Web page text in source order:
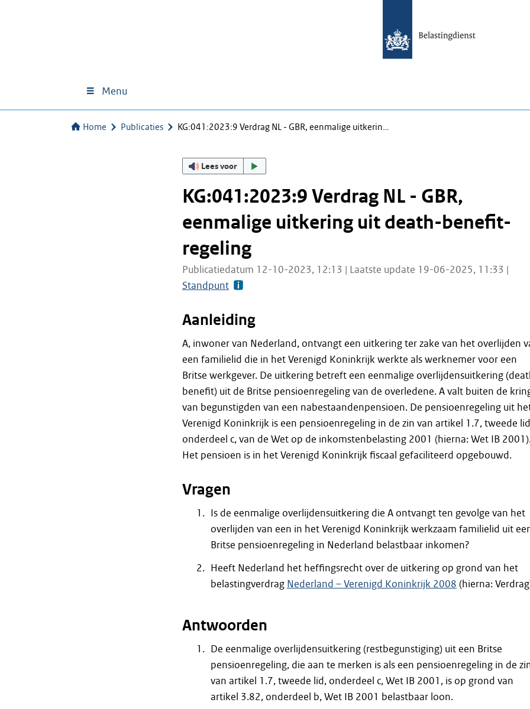
Menu
Home Publicaties KG:041:2023:9 Verdrag NL - GBR, eenmalige uitkerin…
Lees voor
KG:041:2023:9 Verdrag NL - GBR,
eenmalige uitkering uit death-benefit-
regeling
Publicatiedatum 12-10-2023, 12:13 | Laatste update 19-06-2025, 11:33 |
Standpunt
Aanleiding
A, inwoner van Nederland, ontvangt een uitkering ter zake van het overlijden
een familielid die in het Verenigd Koninkrijk werkte als werknemer voor een
Britse werkgever. De uitkering betreft een eenmalige overlijdensuitkering (
benefit) uit de Britse pensioenregeling van de overledene. A valt buiten de
van begunstigden van een nabestaandenpensioen. De pensioenregeling uit
Verenigd Koninkrijk is een pensioenregeling in de zin van artikel 1.7, tweede
onderdeel c, van de Wet op de inkomstenbelasting 2001 (hierna: Wet IB
Het pensioen is in het Verenigd Koninkrijk fiscaal gefaciliteerd opgebouwd.
Vragen
Is de eenmalige overlijdensuitkering die A ontvangt ten gevolge van het
overlijden van een in het Verenigd Koninkrijk werkzaam familielid uit
Britse pensioenregeling in Nederland belastbaar inkomen?
Heeft Nederland het heffingsrecht over de uitkering op grond van het
belastingverdrag Nederland – Verenigd Koninkrijk 2008 (hierna:
Antwoorden
De eenmalige overlijdensuitkering (restbegunstiging) uit een Britse
pensioenregeling, die aan te merken is als een pensioenregeling in de
van artikel 1.7, tweede lid, onderdeel c, Wet IB 2001, is op grond van
artikel 3.82, onderdeel b, Wet IB 2001 belastbaar loon.